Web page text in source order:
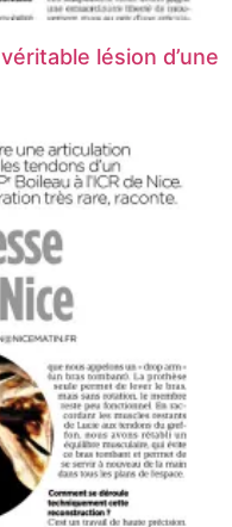
lésion d’une